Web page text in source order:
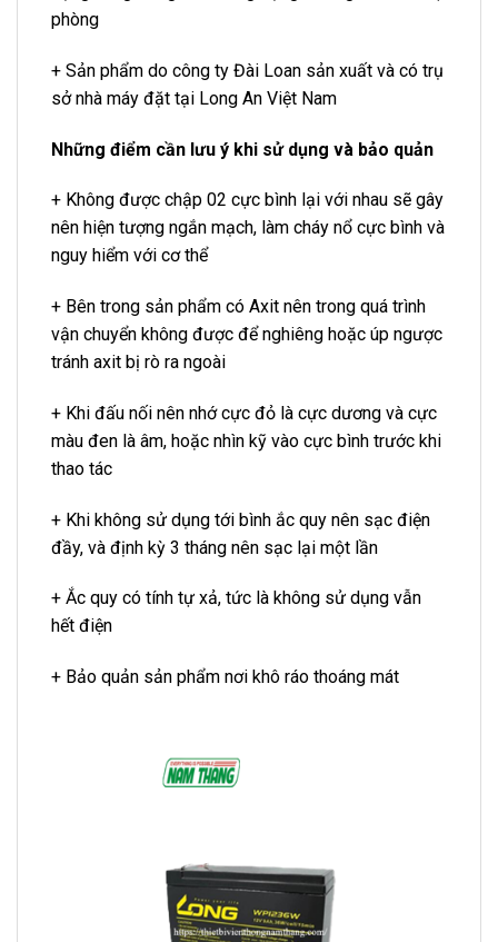
phòng
+ Sản phẩm do công ty Đài Loan sản xuất và có trụ
sở nhà máy đặt tại Long An Việt Nam
Những điểm cần lưu ý khi sử dụng và bảo quản
+ Không được chập 02 cực bình lại với nhau sẽ gây
nên hiện tượng ngắn mạch, làm cháy nổ cực bình và
nguy hiểm với cơ thể
+ Bên trong sản phẩm có Axit nên trong quá trình
vận chuyển không được để nghiêng hoặc úp ngược
tránh axit bị rò ra ngoài
+ Khi đấu nối nên nhớ cực đỏ là cực dương và cực
màu đen là âm, hoặc nhìn kỹ vào cực bình trước khi
thao tác
+ Khi không sử dụng tới bình ắc quy nên sạc điện
đầy, và định kỳ 3 tháng nên sạc lại một lần
+ Ắc quy có tính tự xả, tức là không sử dụng vẫn
hết điện
+ Bảo quản sản phẩm nơi khô ráo thoáng mát